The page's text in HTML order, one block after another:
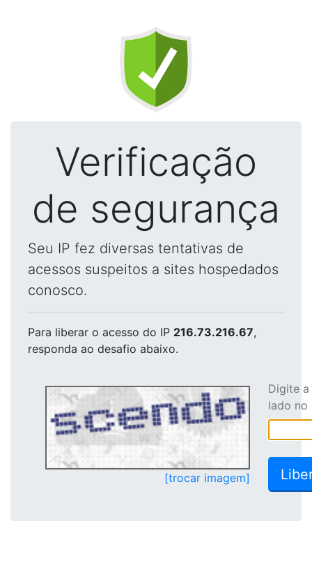
Verificação
de segurança
Seu IP fez diversas tentativas de
acessos suspeitos a sites hospedados
conosco.
Para liberar o acesso do IP 216.73.216.67,
responda ao desafio abaixo.
[trocar imagem]
Digite
lado no